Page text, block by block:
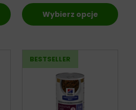
Wybierz opcje